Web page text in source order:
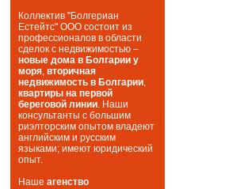
Коллектив "Болгериан
Естейтс" ООО состоит из
профессионалов в области
сделок с недвижимостью –
новые дома в Болгарии у
моря, вторичная
недвижимость в Болгарии,
квартиры на первой
береговой линии. Наши
консультанты с большим
риэлторским опытом владеют
английским и русским
языками; имеют юридический
опыт.
Наше агенство